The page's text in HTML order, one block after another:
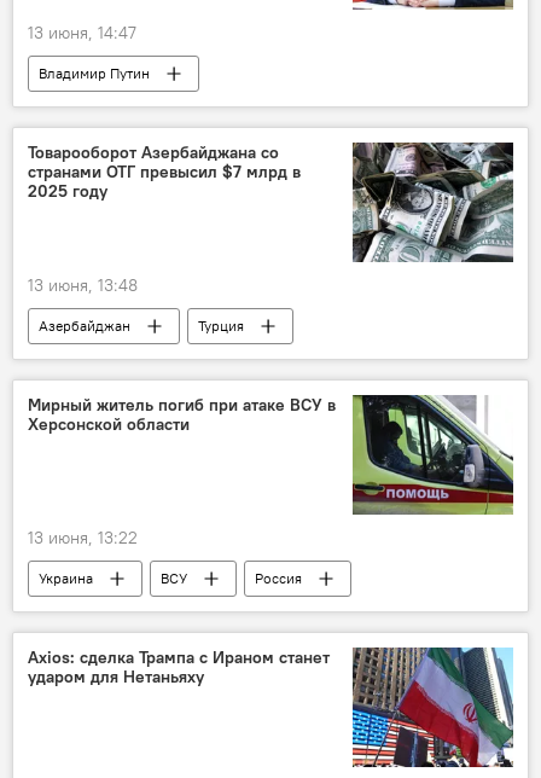
13 июня, 14:47
Владимир Путин
Товарооборот Азербайджана со
странами ОТГ превысил $7 млрд в
2025 году
13 июня, 13:48
Азербайджан
Турция
Организация тюркских государств
Инвестиции
Фонд
Мирный житель погиб при атаке ВСУ в
Херсонской области
13 июня, 13:22
Украина ВСУ
Россия
Херсонская область
Axios: сделка Трампа с Ираном станет
ударом для Нетаньяху